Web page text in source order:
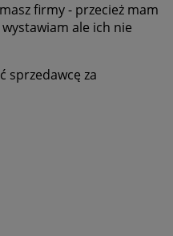
firmy - przecież mam
ale ich nie
sprzedawcę za